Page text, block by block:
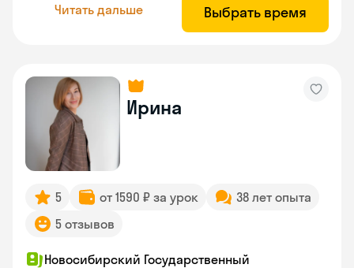
Читать дальше Выбрать время
Ирина
5 от 1590 ₽ за урок
38 лет опыта
5 отзывов
Новосибирский Государственный